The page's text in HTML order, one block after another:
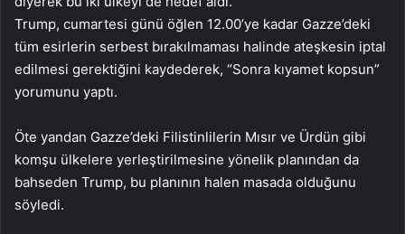
Trump, cumartesi günü öğlen 12.00’ye kadar Gazze’deki
tüm esirlerin serbest bırakılmaması halinde ateşkesin iptal
edilmesi gerektiğini kaydederek, “Sonra kıyamet kopsun”
yorumunu yaptı.
Öte yandan Gazze’deki Filistinlilerin Mısır ve Ürdün gibi
komşu ülkelere yerleştirilmesine yönelik planından da
bahseden Trump, bu planının halen masada olduğunu
söyledi.